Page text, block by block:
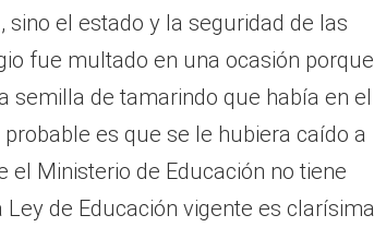
el estado y la seguridad de las
fue multado en una ocasión porque
semilla de tamarindo que había en el
es que se le hubiera caído a
el Ministerio de Educación no tiene
de Educación vigente es clarísima